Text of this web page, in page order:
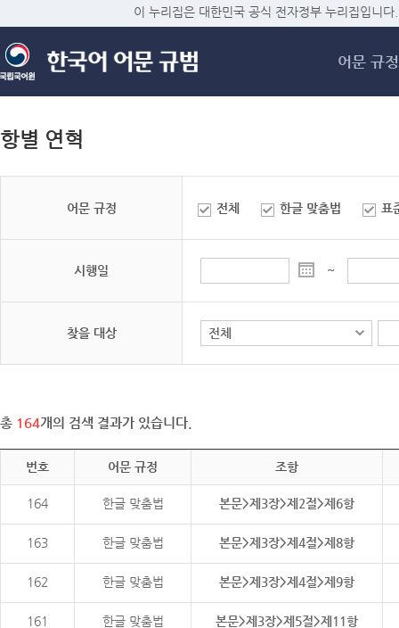
메
이 누리집은 대한민국 공식 전자정부 누리집입니다.
어문 규정
항별 연혁
어문 규정 전체 한글 맞춤법 표
시행일 ~
찾을 대상
총 164개의 검색 결과가 있습니다.
번호 어문 규정 조항
164 한글 맞춤법 본문>제3장>제2절>제6항
163 한글 맞춤법 본문>제3장>제4절>제8항
162 한글 맞춤법 본문>제3장>제4절>제9항
161 한글 맞춤법 본문>제3장>제5절>제11항